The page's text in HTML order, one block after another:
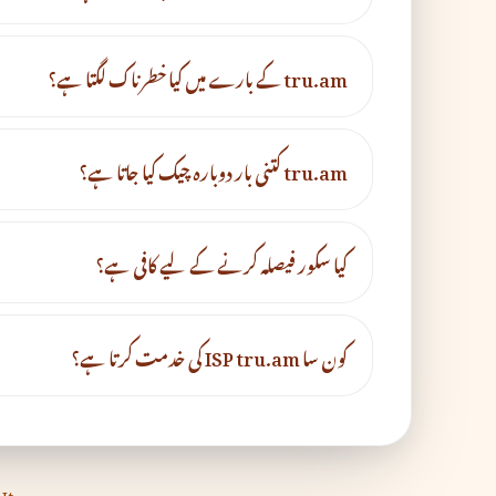
tru.am کے بارے میں کیا خطرناک لگتا ہے؟
tru.am کتنی بار دوبارہ چیک کیا جاتا ہے؟
کیا سکور فیصلہ کرنے کے لیے کافی ہے؟
کون سا ISP tru.am کی خدمت کرتا ہے؟